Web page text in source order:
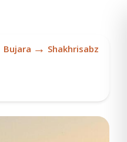
Bujara → Shakhrisabz